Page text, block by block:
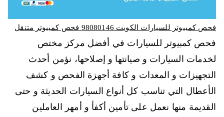
فحص كمبيوتر للسيارات الكويت 98080146‬ فحص كمبيوتر متنقل
فحص كمبيوتر للسيارات في أفضل مركز مختص
لخدمات السيارات و صيانتها و إصلاحها، نؤمن أحدث
التجهيزات و المعدات و كافة أجهزة الفحص و كشف
الأعطال التي تناسب كل أنواع السيارات الحديثة و حتى
القديمة منها نعمل على تأمين أكفأ و أمهر العاملين